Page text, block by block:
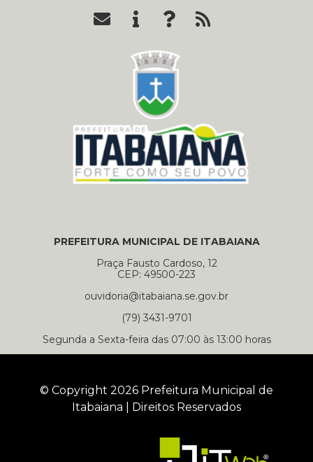
PREFEITURA MUNICIPAL DE ITABAIANA
Praça Fausto Cardoso, 12
CEP: 49500-223
ouvidoria@itabaiana.se.gov.br
(79) 3431-9701
Segunda a Sexta-feira das 07:00 às 13:00 horas
© Copyright 2026 Prefeitura Municipal de
Itabaiana | Direitos Reservados